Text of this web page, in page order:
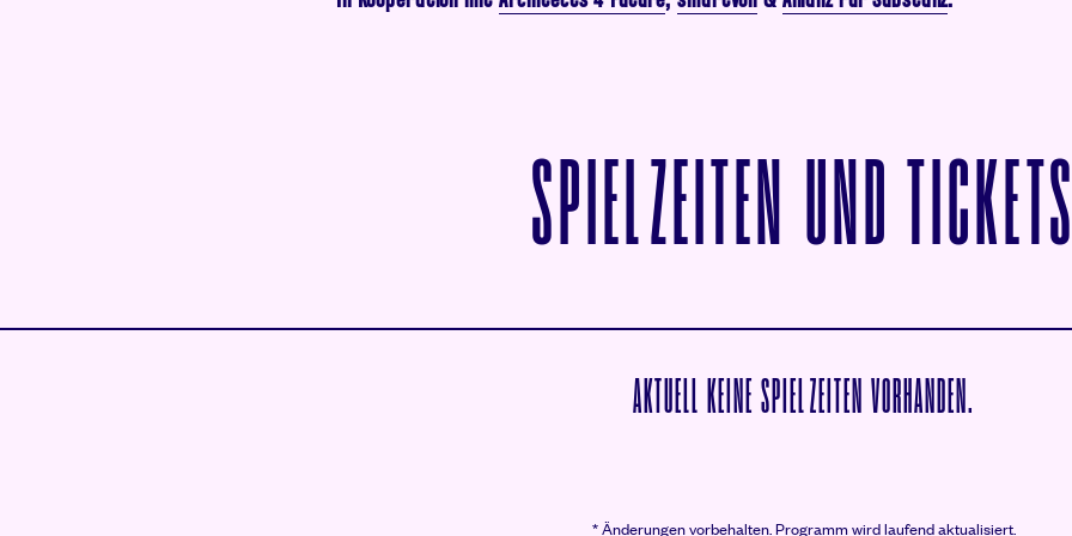
SPIELZEITEN UND TICKETS
AKTUELL KEINE SPIELZEITEN VORHANDEN.
* Änderungen vorbehalten.Programm wird laufend aktualisiert.